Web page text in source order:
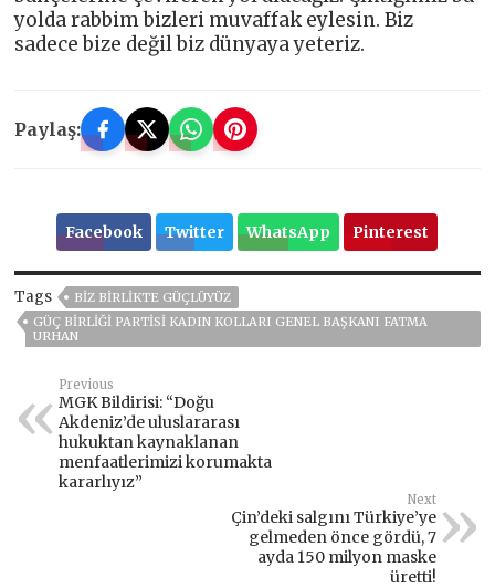
yolda rabbim bizleri muvaffak eylesin. Biz
sadece bize değil biz dünyaya yeteriz.
Paylaş:
Facebook Twitter WhatsApp Pinterest
Tags
BIZ BIRLIKTE GÜÇLÜYÜZ
GÜÇ BIRLIĞI PARTISI KADIN KOLLARI GENEL BAŞKANI FATMA
URHAN
Previous
MGK Bildirisi: “Doğu
Akdeniz’de uluslararası
hukuktan kaynaklanan
menfaatlerimizi korumakta
kararlıyız”
Next
Çin’deki salgını Türkiye’ye
gelmeden önce gördü, 7
ayda 150 milyon maske
üretti!